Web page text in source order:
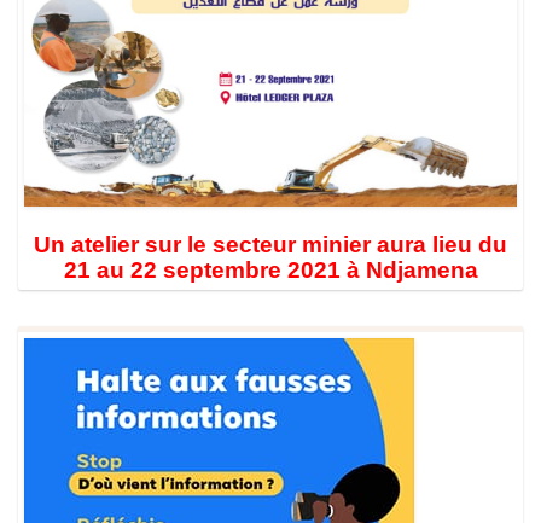
Un atelier sur le secteur minier aura lieu du
21 au 22 septembre 2021 à Ndjamena